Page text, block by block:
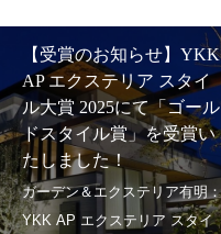
【受賞のお知らせ】YKK
AP エクステリア スタイ
ル大賞 2025にて「ゴール
ドスタイル賞」を受賞い
たしました！